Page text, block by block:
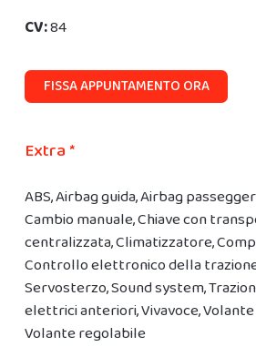
CV:84
FISSA APPUNTAMENTO ORA
Extra *
ABS, Airbag guida, Airbag
Cambio manuale, Chiave con
centralizzata, Climatizzatore,
Controllo elettronico della
Servosterzo, Sound system,
elettrici anteriori, Vivavoce,
Volante regolabile